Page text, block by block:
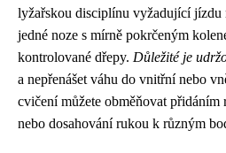
lyžařskou disciplínu vyžadující jízdu
jedné noze s mírně pokrčeným
kontrolované dřepy. Důležité je
a nepřenášet váhu do vnitřní nebo
cvičení můžete obměňovat přidáním
nebo dosahování rukou k různým